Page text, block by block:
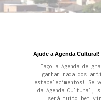
Ajude a Agenda Cultural!
Faço a Agenda de
ganhar nada dos
estabelecimentos! Se
da Agenda Cultural,
será muito bem